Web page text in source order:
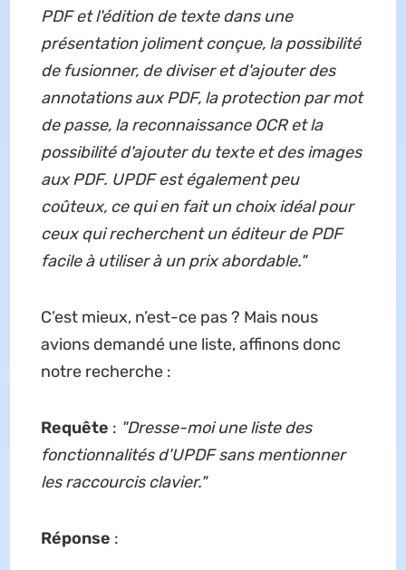
PDF et l'édition de texte dans une
présentation joliment conçue, la possibilité
de fusionner, de diviser et d'ajouter des
annotations aux PDF, la protection par mot
de passe, la reconnaissance OCR et la
possibilité d'ajouter du texte et des images
aux PDF. UPDF est également peu
coûteux, ce qui en fait un choix idéal pour
ceux qui recherchent un éditeur de PDF
facile à utiliser à un prix abordable."
C’est mieux, n’est-ce pas ? Mais nous
avions demandé une liste, affinons donc
notre recherche :
Requête : "Dresse-moi une liste des
fonctionnalités d'UPDF sans mentionner
les raccourcis clavier."
Réponse :